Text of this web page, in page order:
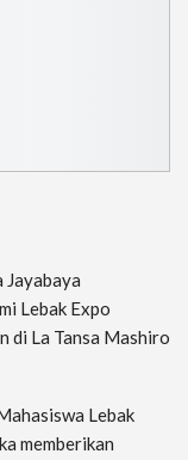
Lebak Expo
di La Tansa Mashiro
Lebak
memberikan